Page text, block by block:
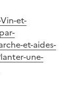
et-
et-aides-
une-